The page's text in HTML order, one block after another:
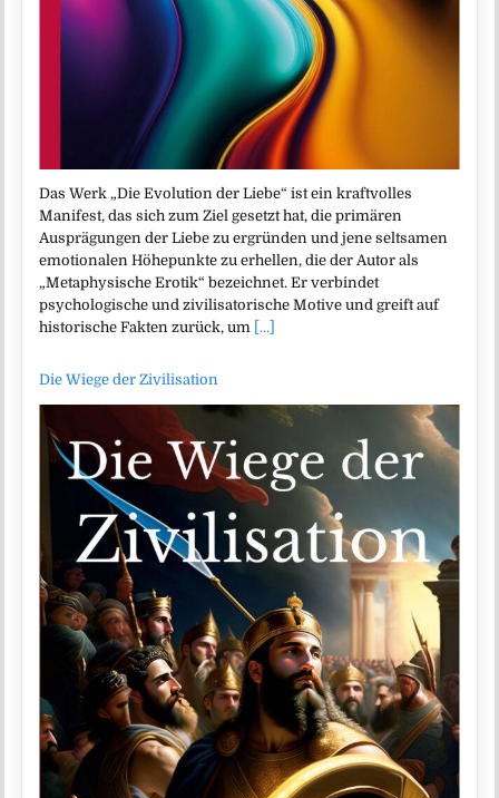
Das Werk „Die Evolution der Liebe“ ist ein kraftvolles
Manifest, das sich zum Ziel gesetzt hat, die primären
Ausprägungen der Liebe zu ergründen und jene seltsamen
emotionalen Höhepunkte zu erhellen, die der Autor als
„Metaphysische Erotik“ bezeichnet. Er verbindet
psychologische und zivilisatorische Motive und greift auf
historische Fakten zurück, um [...]
Die Wiege der Zivilisation